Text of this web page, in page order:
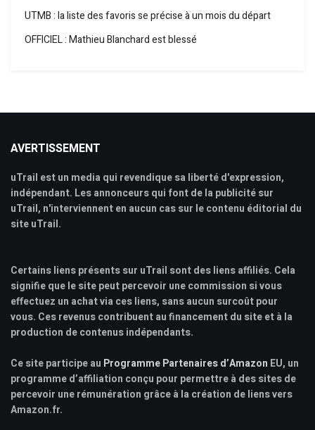
UTMB : la liste des favoris se précise à un mois du départ
OFFICIEL : Mathieu Blanchard est blessé
AVERTISSEMENT
uTrail est un media qui revendique sa liberté d'expression,
indépendant. Les annonceurs qui font de la publicité sur
uTrail, n'interviennent en aucun cas sur le contenu éditorial du
site uTrail.
Certains liens présents sur uTrail sont des liens affiliés. Cela
signifie que le site peut percevoir une commission si vous
effectuez un achat via ces liens, sans aucun surcoût pour
vous. Ces revenus contribuent au financement du site et à la
production de contenus indépendants.
Ce site participe au Programme Partenaires d’Amazon EU, un
programme d’affiliation conçu pour permettre à des sites de
percevoir une rémunération grâce à la création de liens vers
Amazon.fr.